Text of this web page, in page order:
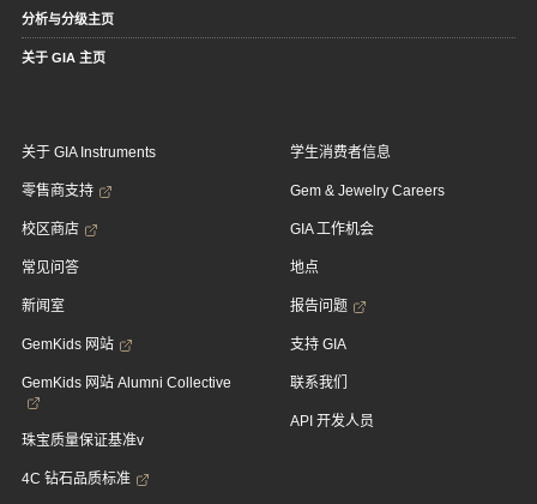
分析与分级主页
关于 GIA 主页
关于 GIA Instruments
零售商支持
校区商店
常见问答
新闻室
GemKids 网站
GemKids 网站 Alumni Collective
珠宝质量保证基准v
4C 钻石品质标准
学生消费者信息
Gem & Jewelry Careers
GIA 工作机会
地点
报告问题
支持 GIA
联系我们
API 开发人员